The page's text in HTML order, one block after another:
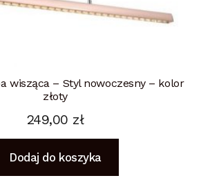
wisząca – Styl nowoczesny – kolor
złoty
249,00 zł
Dodaj do koszyka